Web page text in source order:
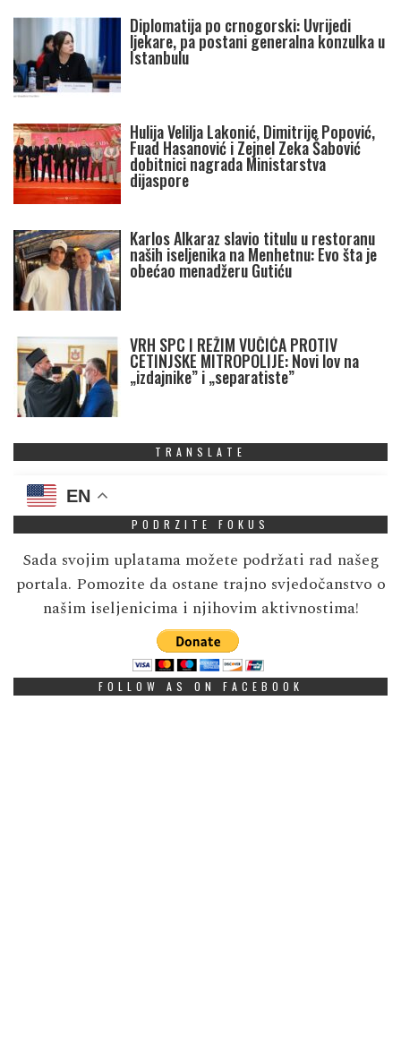
Diplomatija po crnogorski: Uvrijedi
ljekare, pa postani generalna konzulka u
Istanbulu
Hulija Velilja Lakonić, Dimitrije Popović,
Fuad Hasanović i Zejnel Zeka Šabović
dobitnici nagrada Ministarstva
dijaspore
Karlos Alkaraz slavio titulu u restoranu
naših iseljenika na Menhetnu: Evo šta je
obećao menadžeru Gutiću
VRH SPC I REŽIM VUČIĆA PROTIV
CETINJSKE MITROPOLIJE: Novi lov na
„izdajnike” i „separatiste”
TRANSLATE
EN
PODRZITE FOKUS
Sada svojim uplatama možete podržati rad našeg
portala. Pomozite da ostane trajno svjedočanstvo o
našim iseljenicima i njihovim aktivnostima!
FOLLOW AS ON FACEBOOK